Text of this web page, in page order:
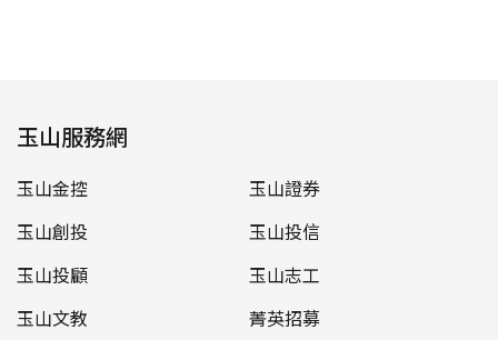
玉山服務網
玉山金控
玉山證券
玉山創投
玉山投信
玉山投顧
玉山志工
玉山文教
菁英招募